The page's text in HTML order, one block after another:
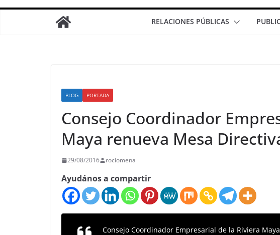
RELACIONES PÚBLICAS
BLOG PORTADA
Consejo Coordinador
Maya renueva Mesa
29/08/2016 rociomena
Ayudános a compartir
Consejo Coordinador Empresarial de la Riviera